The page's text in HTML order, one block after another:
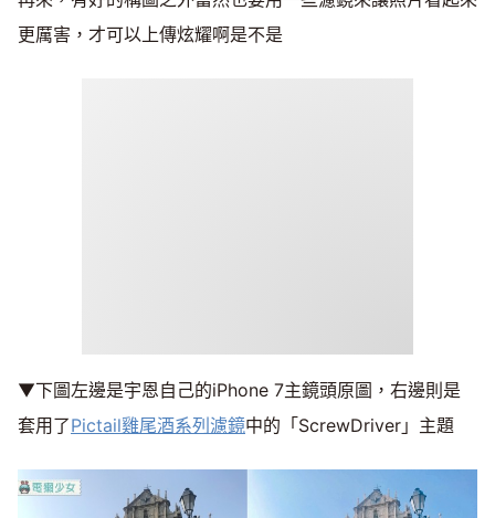
更厲害，才可以上傳炫耀啊是不是
▼下圖左邊是宇恩自己的iPhone 7主鏡頭原圖，右邊則是
套用了Pictail雞尾酒系列濾鏡中的「ScrewDriver」主題